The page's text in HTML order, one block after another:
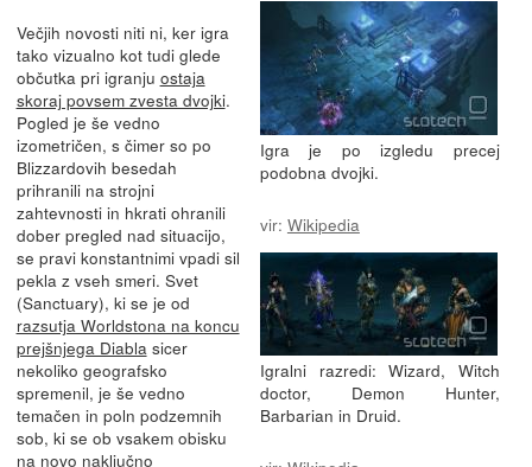
Igra je po izgledu precej
podobna dvojki.
vir: Wikipedia
Igralni razredi: Wizard, Witch
doctor, Demon Hunter,
Barbarian in Druid.
Večjih novosti niti ni, ker igra
tako vizualno kot tudi glede
občutka pri igranju ostaja
skoraj povsem zvesta dvojki.
Pogled je še vedno
izometričen, s čimer so po
Blizzardovih besedah
prihranili na strojni
zahtevnosti in hkrati ohranili
dober pregled nad situacijo,
se pravi konstantnimi vpadi sil
pekla z vseh smeri. Svet
(Sanctuary), ki se je od
razsutja Worldstona na koncu
prejšnjega Diabla sicer
nekoliko geografsko
spremenil, je še vedno
temačen in poln podzemnih
sob, ki se ob vsakem obisku
na novo naključno